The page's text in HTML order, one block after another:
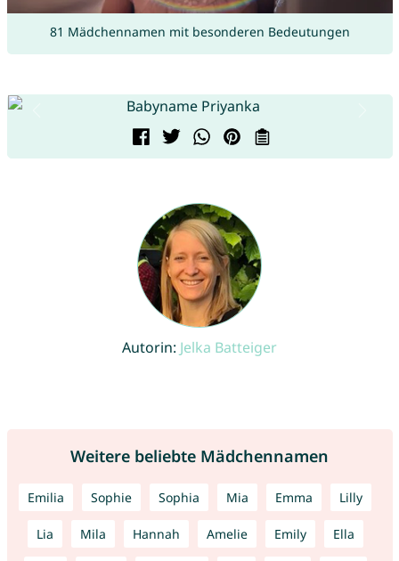
81 Mädchennamen mit besonderen Bedeutungen
Autorin: Jelka Batteiger
Weitere beliebte Mädchennamen
Emilia Sophie Sophia Mia Emma Lilly
Lia Mila Hannah Amelie Emily Ella